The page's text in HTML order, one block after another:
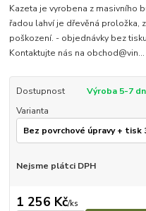
Kazeta je vyrobena z masivního
řadou lahví je dřevěná proložka,
poškození. - objednávky bez
Kontaktujte nás na obchod@vin...
Dostupnost
Výroba 5-7
Varianta
Nejsme plátci DPH
1 256 Kč/ks